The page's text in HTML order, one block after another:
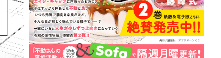
詳細ページへのリンク